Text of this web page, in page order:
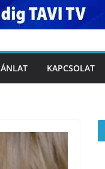
KAPCSOLAT